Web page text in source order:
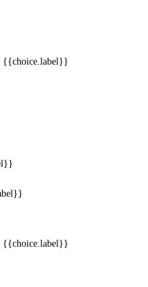
{{choice.label}}
{{choice.label}}